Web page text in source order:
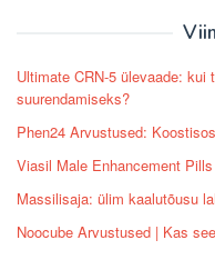
Ultimate CRN-5 ülevaade:
suurendamiseks?
Phen24 Arvustused:
Viasil Male Enhancement
Massilisaja: ülim kaalutõusu
Noocube Arvustused | Kas